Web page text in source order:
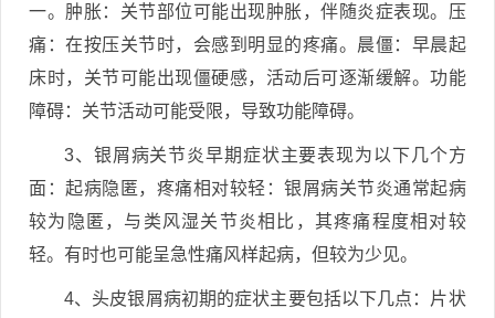
一。肿胀：关节部位可能出现肿胀，伴随炎症表现。压
痛：在按压关节时，会感到明显的疼痛。晨僵：早晨起
床时，关节可能出现僵硬感，活动后可逐渐缓解。功能
障碍：关节活动可能受限，导致功能障碍。
3、银屑病关节炎早期症状主要表现为以下几个方
面：起病隐匿，疼痛相对较轻：银屑病关节炎通常起病
较为隐匿，与类风湿关节炎相比，其疼痛程度相对较
轻。有时也可能呈急性痛风样起病，但较为少见。
4、头皮银屑病初期的症状主要包括以下几点：片状